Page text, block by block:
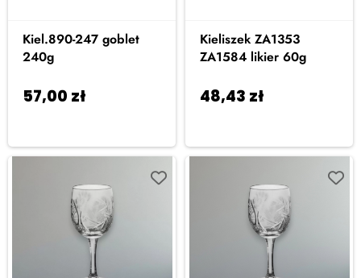
Kiel.890-247 goblet
240g
57,00 zł
Kieliszek ZA1353
ZA1584 likier 60g
48,43 zł